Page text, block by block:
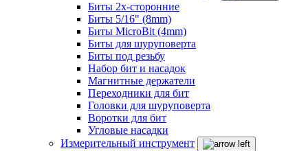
Биты 2х-сторонние
Биты 5/16" (8mm)
Биты MicroBit (4mm)
Биты для шуруповерта
Биты под резьбу
Набор бит и насадок
Магнитные держатели
Переходники для бит
Головки для шуруповерта
Воротки для бит
Угловые насадки
Измерительный инструмент